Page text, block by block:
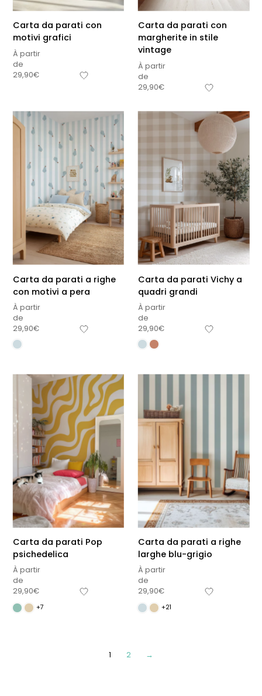
Carta da parati con
motivi grafici
À partir
de
29,90€
Carta da parati con
margherite in stile
vintage
À partir
de
29,90€
Carta da parati a righe
con motivi a pera
À partir
de
29,90€
Carta da parati Vichy a
quadri grandi
À partir
de
29,90€
Carta da parati Pop
psichedelica
À partir
de
29,90€
+7
Carta da parati a righe
larghe blu-grigio
À partir
de
29,90€
+21
1 2 →